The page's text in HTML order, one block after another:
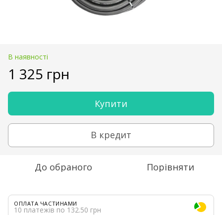
В наявності
1 325 грн
Купити
В кредит
До обраного Порівняти
ОПЛАТА ЧАСТИНАМИ
10 платежів по 132.50 грн